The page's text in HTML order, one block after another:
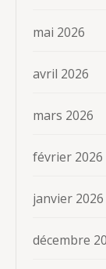
mai 2026
avril 2026
mars 2026
février 2026
janvier 2026
décembre